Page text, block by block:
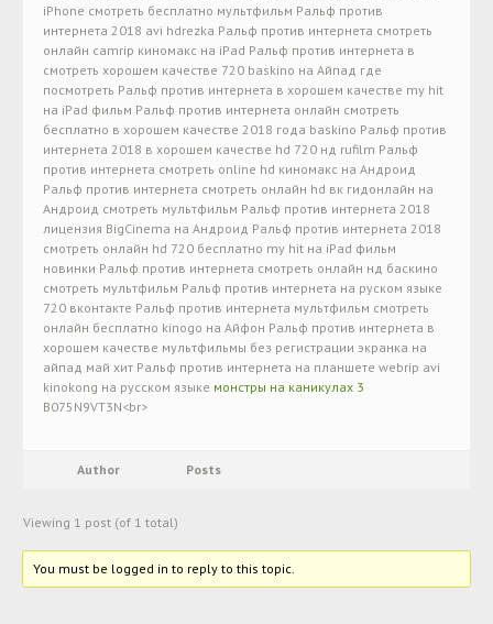
iPhone смотреть бесплатно мультфильм Ральф против
интернета 2018 avi hdrezka Ральф против интернета смотреть
онлайн camrip киномакс на iPad Ральф против интернета в
смотреть хорошем качестве 720 baskino на Айпад где
посмотреть Ральф против интернета в хорошем качестве my hit
на iPad фильм Ральф против интернета онлайн смотреть
бесплатно в хорошем качестве 2018 года baskino Ральф против
интернета 2018 в хорошем качестве hd 720 нд rufilm Ральф
против интернета смотреть online hd киномакс на Андроид
Ральф против интернета смотреть онлайн hd вк гидонлайн на
Андроид смотреть мультфильм Ральф против интернета 2018
лицензия BigCinema на Андроид Ральф против интернета 2018
смотреть онлайн hd 720 бесплатно my hit на iPad фильм
новинки Ральф против интернета смотреть онлайн нд баскино
смотреть мультфильм Ральф против интернета на руском языке
720 вконтакте Ральф против интернета мультфильм смотреть
онлайн бесплатно kinogo на Айфон Ральф против интернета в
хорошем качестве мультфильмы без регистрации экранка на
айпад май хит Ральф против интернета на планшете webrip avi
kinokong на русском языке монстры на каникулах 3
B075N9VT3N<br>
Author Posts
Viewing 1 post (of 1 total)
You must be logged in to reply to this topic.